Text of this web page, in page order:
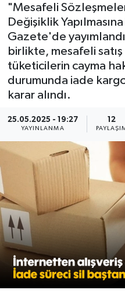
"Mesafeli
Değişiklik
Gazete'de
birlikte, mesafeli
tüketicilerin cayma
durumunda iade
karar alındı.
25.05.2025 - 19:27
YAYINLANMA
12
Eğitim
Kültür Sanat
Spor
Tüm Manşetler
Son Dakika
Haber Arşivi